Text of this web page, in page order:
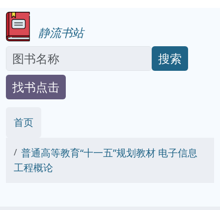
静流书站
搜索
找书点击
首页
普通高等教育“十一五”规划教材 电子信息
工程概论